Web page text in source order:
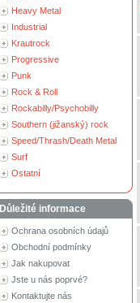
Heavy Metal
Industrial
Krautrock
Progressive
Punk
Rock & Roll
Rockabilly/Psychobilly
Southern (jižanský) rock
Speed/Thrash/Death Metal
Surf
Ostatní
Důležité informace
Ochrana osobních údajů
Obchodní podmínky
Jak nakupovat
Jste u nás poprvé?
Kontaktujte nás